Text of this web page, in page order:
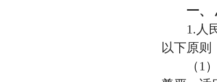
一、
1.人
以下原则
（ 1